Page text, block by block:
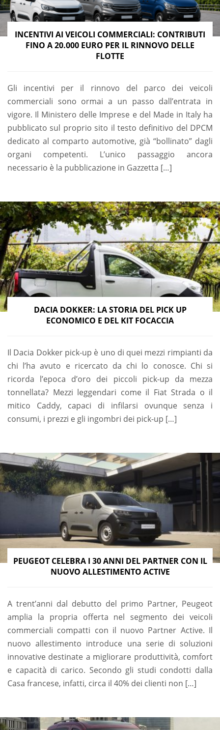
INCENTIVI AI VEICOLI COMMERCIALI: CONTRIBUTI
FINO A 20.000 EURO PER IL RINNOVO DELLE
FLOTTE
Gli incentivi per il rinnovo del parco dei veicoli
commerciali sono ormai a un passo dall’entrata in
vigore. Il Ministero delle Imprese e del Made in Italy ha
pubblicato sul proprio sito il testo definitivo del DPCM
dedicato al comparto automotive, già “bollinato” dagli
organi competenti. L’unico passaggio ancora
necessario è la pubblicazione in Gazzetta […]
DACIA DOKKER: LA STORIA DEL PICK UP
ECONOMICO E DEL KIT FOCACCIA
Il Dacia Dokker pick-up è uno di quei mezzi rimpianti da
chi l’ha avuto e ricercato da chi lo conosce. Chi si
ricorda l’epoca d’oro dei piccoli pick-up da mezza
tonnellata? Mezzi leggendari come il Fiat Strada o il
mitico Caddy, capaci di infilarsi ovunque senza i
consumi, i prezzi e gli ingombri dei pick-up […]
PEUGEOT CELEBRA I 30 ANNI DEL PARTNER CON IL
NUOVO ALLESTIMENTO ACTIVE
A trent’anni dal debutto del primo Partner, Peugeot
amplia la propria offerta nel segmento dei veicoli
commerciali compatti con il nuovo Partner Active. Il
nuovo allestimento introduce una serie di soluzioni
innovative destinate a migliorare produttività, comfort
e capacità di carico. Secondo gli studi condotti dalla
Casa francese, infatti, circa il 40% dei clienti non […]